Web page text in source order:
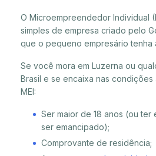
O Microempreendedor Individual
simples de empresa criado pelo
que o pequeno empresário tenha
Se você mora em Luzerna ou
Brasil e se encaixa nas
MEI:
Ser maior de 18 anos (ou ter
ser emancipado);
Comprovante de residência;